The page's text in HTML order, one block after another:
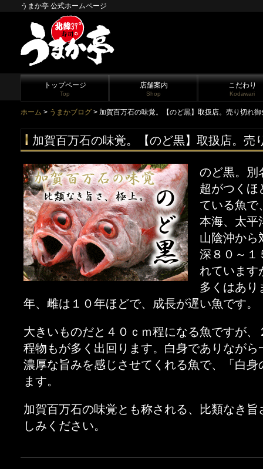
うまか亭 公式ホームページ
トップページ
Top
店舗案内
Shop
こだわり
Kodawari
ホーム > うまかブログ > 加賀百万石の味覚。【のど黒】取扱店。売り切れ御
加賀百万石の味覚。【のど黒】取扱店。売
のど黒。別
超がつくほ
ている魚で
本海、太平
山陰沖から
深８０～１
れています
多くはあり
年、雌は１０年ほどで、成長が遅い魚です。
大きいものだと４０ｃｍ程になる魚ですが
程物もが多く出回ります。白身でありなが
濃厚な旨みを感じさせてくれる魚で、「白
ます。
加賀百万石の味覚とも称される、比類なき
しみください。